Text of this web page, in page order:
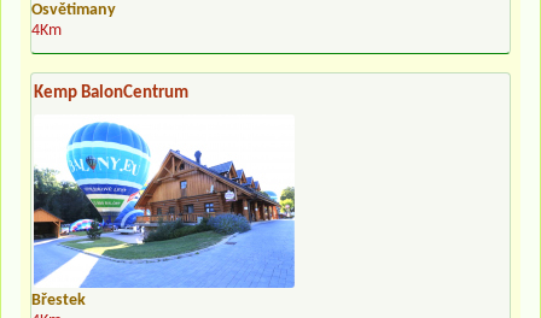
Osvětimany
4Km
Kemp BalonCentrum
Břestek